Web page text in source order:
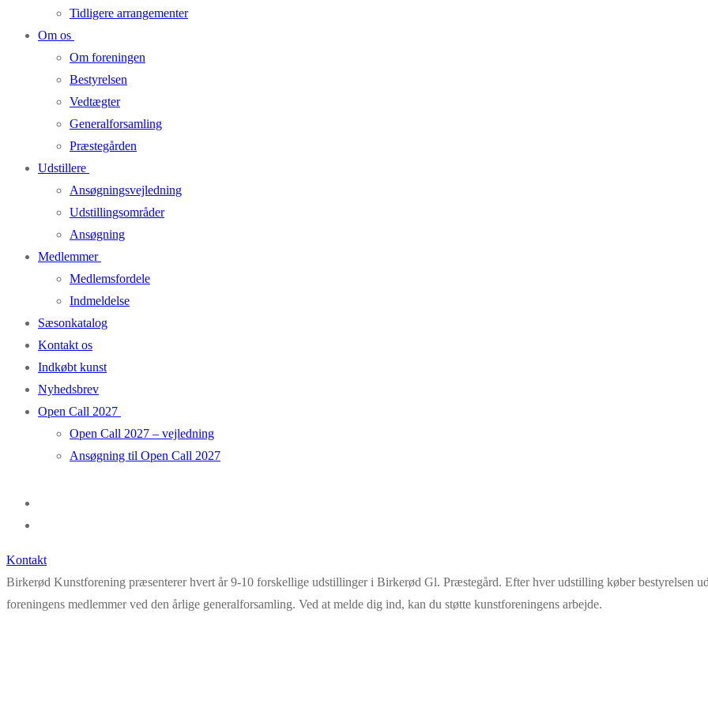
Tidligere arrangementer
Om os
Om foreningen
Bestyrelsen
Vedtægter
Generalforsamling
Præstegården
Udstillere
Ansøgningsvejledning
Udstillingsområder
Ansøgning
Medlemmer
Medlemsfordele
Indmeldelse
Sæsonkatalog
Kontakt os
Indkøbt kunst
Nyhedsbrev
Open Call 2027
Open Call 2027 – vejledning
Ansøgning til Open Call 2027
Kontakt
Birkerød Kunstforening præsenterer hvert år 9-10 forskellige udstillinger i Birkerød Gl. Præstegård. Efter hver udstilling køber bestyrelsen
foreningens medlemmer ved den årlige generalforsamling. Ved at melde dig ind, kan du støtte kunstforeningens arbejde.